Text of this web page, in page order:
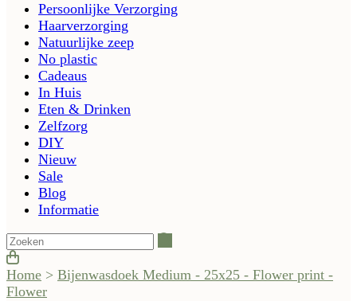
Persoonlijke Verzorging
Haarverzorging
Natuurlijke zeep
No plastic
Cadeaus
In Huis
Eten & Drinken
Zelfzorg
DIY
Nieuw
Sale
Blog
Informatie
Home > Bijenwasdoek Medium - 25x25 - Flower print -
Flower